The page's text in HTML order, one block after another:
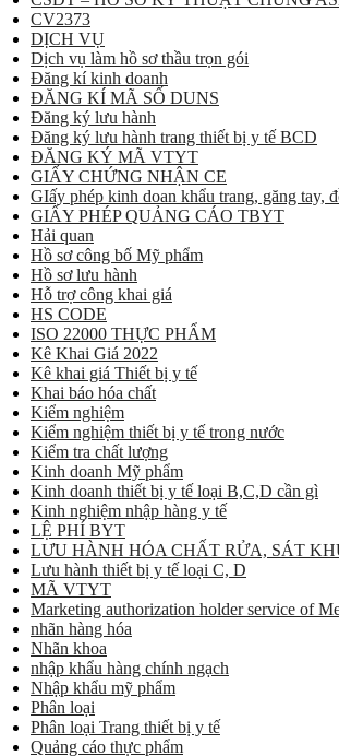
CV2373
DỊCH VỤ
Dịch vụ làm hồ sơ thầu trọn gói
Đăng kí kinh doanh
ĐĂNG KÍ MÃ SỐ DUNS
Đăng ký lưu hành
Đăng ký lưu hành trang thiết bị y tế BCD
ĐĂNG KÝ MÃ VTYT
GIẤY CHỨNG NHẬN CE
GIấy phép kinh doan khẩu trang, găng tay,
GIẤY PHÉP QUẢNG CÁO TBYT
Hải quan
Hồ sơ công bố Mỹ phẩm
Hồ sơ lưu hành
Hỗ trợ công khai giá
HS CODE
ISO 22000 THỰC PHẨM
Kê Khai Giá 2022
Kê khai giá Thiết bị y tế
Khai báo hóa chất
Kiểm nghiệm
Kiểm nghiệm thiết bị y tế trong nước
Kiểm tra chất lượng
Kinh doanh Mỹ phẩm
Kinh doanh thiết bị y tế loại B,C,D cần gì
Kinh nghiệm nhập hàng y tế
LỆ PHÍ BYT
LƯU HÀNH HÓA CHẤT RỬA, SÁT
Lưu hành thiết bị y tế loại C, D
MÃ VTYT
Marketing authorization holder service of
nhãn hàng hóa
Nhãn khoa
nhập khẩu hàng chính ngạch
Nhập khẩu mỹ phẩm
Phân loại
Phân loại Trang thiết bị y tế
Quảng cáo thực phẩm